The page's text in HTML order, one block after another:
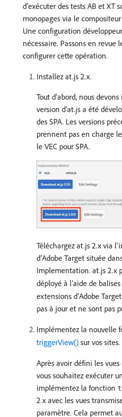
d’exécuter des tests AB et XT
monopages via le
Une configuration
nécessaire. Passons en revue
configurer cette opération.
Installez at.js 2.x.
Tout d’abord, nous
version d’at.js a été
des SPA. Les versions
prennent pas en charge
le VEC pour SPA.
Téléchargez at.js 2.x via
d’Adobe Target située
Implementation. at.js 2.x
déployé à l’aide de
extensions d’Adobe
pas à jour et ne sont pas
Implémentez la nouvelle
triggerView() sur vos sites.
Après avoir défini les
vous souhaitez exécuter
implémentez la fonction
2.x avec les vues
paramètre. Cela permet